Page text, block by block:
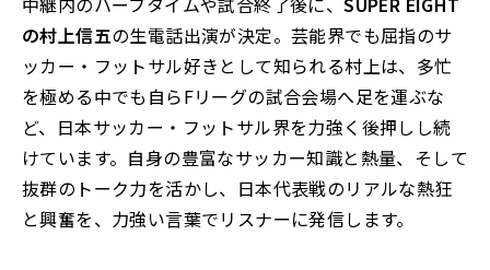
の村上信五の生電話出演が決定。芸能界でも屈指のサ
ッカー・フットサル好きとして知られる村上は、多忙
を極める中でも自らFリーグの試合会場へ足を運ぶな
ど、日本サッカー・フットサル界を力強く後押しし続
けています。自身の豊富なサッカー知識と熱量、そして
抜群のトーク力を活かし、日本代表戦のリアルな熱狂
と興奮を、力強い言葉でリスナーに発信します。